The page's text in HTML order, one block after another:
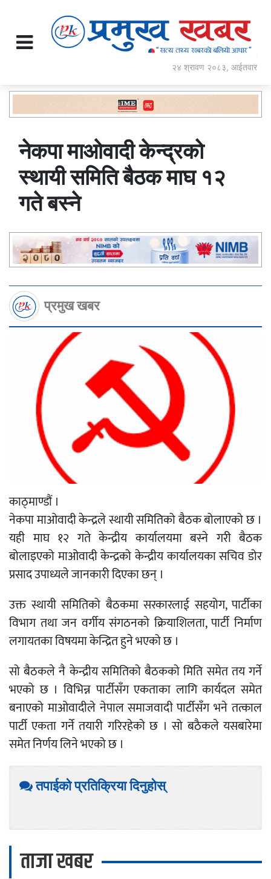
२४ श्रावण २०८३, आईतवार
नेकपा माओवादी केन्द्रको
स्थायी समिति बैठक माघ १२
गते बस्ने
प्रमुख खबर
काठ्माण्डौं ।
नेकपा माओवादी केन्द्रले स्थायी समितिको बैठक बोलाएको छ ।
यही माघ १२ गते केन्द्रीय कार्यालयमा बस्ने गरी बैठक
बोलाइएको माओवादी केन्द्रको केन्द्रीय कार्यालयका सचिव डोर
प्रसाद उपाध्यले जानकारी दिएका छन् ।
उक्त स्थायी समितिको बैठकमा सरकारलाई सहयोग, पार्टीका
विभाग तथा जन वर्गीय संगठनको क्रियाशिलता, पार्टी निर्माण
लगायतका विषयमा केन्द्रित हुने भएको छ ।
सो बैठकले नै केन्द्रीय समितिको बैठकको मिति समेत तय गर्ने
भएको छ । विभिन्न पार्टीसँग एकताका लागि कार्यदल समेत
बनाएको माओवादीले नेपाल समाजवादी पार्टीसँग भने तत्काल
पार्टी एकता गर्ने तयारी गरिरहेको छ । सो बठैकले यसबारेमा
समेत निर्णय लिने भएको छ ।
तपाईको प्रतिक्रिया दिनुहोस्
ताजा खबर